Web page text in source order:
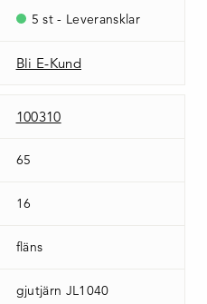
5 st - Leveransklar
Bli E-Kund
100310
65
16
fläns
gjutjärn JL1040